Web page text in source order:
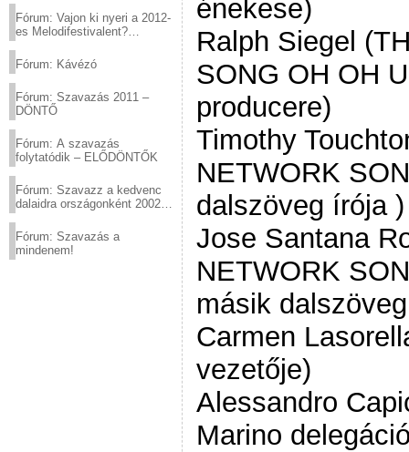
Fórum: Vajon ki nyeri a 2012-
es Melodifestivalent?
Fórum: Kávézó
Fórum: Szavazás 2011 –
DÖNTŐ
Fórum: A szavazás
folytatódik – ELŐDÖNTŐK
Fórum: Szavazz a kedvenc
dalaidra országonként 2002
Fórum: Szavazás a
mindenem!
énekese)
Ralph Siegel
SONG OH OH
producere)
Timothy
NETWORK
dalszöveg írója )
Jose Santana
NETWORK
másik
Carmen
vezetője)
Alessandro
Marino